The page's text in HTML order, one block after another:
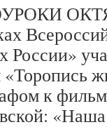
России»
к
«Наша